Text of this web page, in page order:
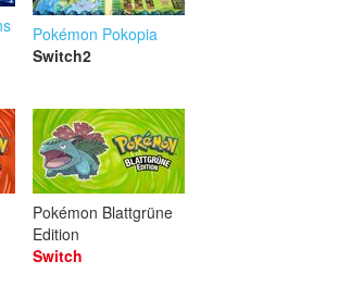
Pokémon Pokopia
Switch2
Pokémon Blattgrüne
Edition
Switch